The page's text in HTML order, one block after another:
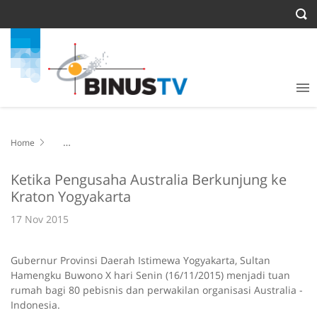
Home
Ketika Pengusaha Australia Berkunjung ke
Kraton Yogyakarta
17 Nov 2015
Gubernur Provinsi Daerah Istimewa Yogyakarta, Sultan
Hamengku Buwono X hari Senin (16/11/2015) menjadi tuan
rumah bagi 80 pebisnis dan perwakilan organisasi Australia -
Indonesia.